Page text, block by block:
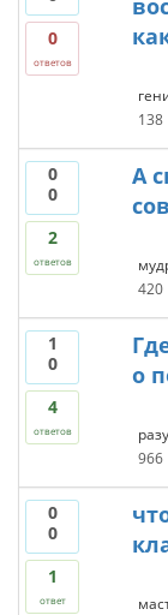
0
ответов
138
0
0
2
ответов
А
420
1
0
4
ответов
о
966
0
0
1
ответ